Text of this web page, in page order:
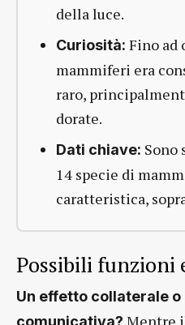
della luce.
Curiosità: Fino ad
mammiferi era
raro,
dorate.
Dati chiave: Sono
14 specie di
caratteristica,
Possibili funzioni
Un effetto collaterale o
comunicativa? Mentre